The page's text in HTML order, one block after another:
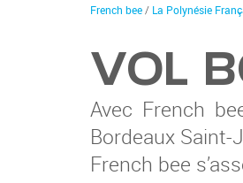
You
French bee/ La Polynésie
VOL
Avec French
Bordeaux Saint-
French bee